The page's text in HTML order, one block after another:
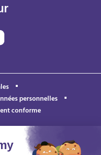
personnelles
conforme